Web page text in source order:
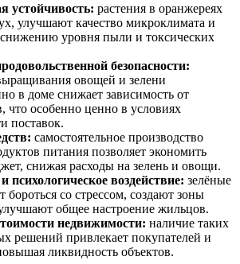
устойчивость: растения в оранжереях
улучшают качество микроклимата и
уровня пыли и токсических
безопасности:
овощей и зелени
в доме снижает зависимость от
что особенно ценно в условиях
поставок.
самостоятельное производство
питания позволяет экономить
снижая расходы на зелень и овощи.
психологическое воздействие: зелёные
со стрессом, создают зоны
общее настроение жильцов.
недвижимости: наличие таких
решений привлекает покупателей и
ликвидность объектов.